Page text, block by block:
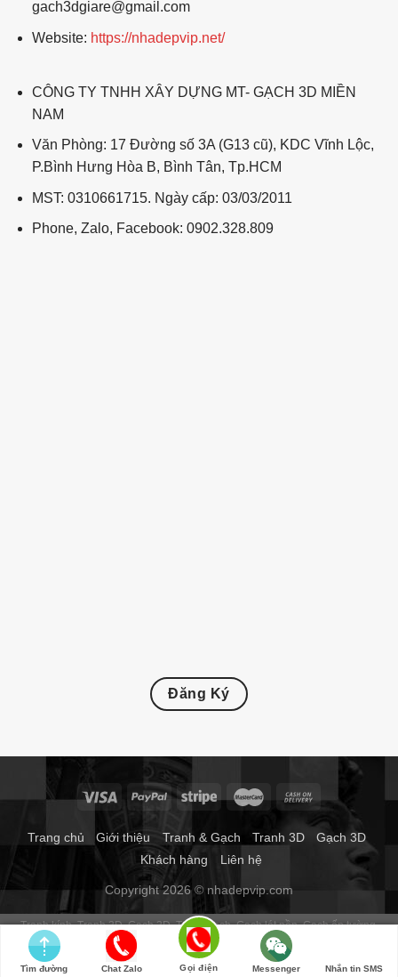
gach3dgiare@gmail.com
Website: https://nhadepvip.net/
CÔNG TY TNHH XÂY DỰNG MT- GẠCH 3D MIỀN
NAM
Văn Phòng: 17 Đường số 3A (G13 cũ), KDC Vĩnh Lộc,
P.Bình Hưng Hòa B, Bình Tân, Tp.HCM
MST: 0310661715. Ngày cấp: 03/03/2011
Phone, Zalo, Facebook: 0902.328.809
Đăng Ký
Trang chủ Giới thiệu Tranh & Gạch Tranh 3D
Gạch 3D
Khách hàng
Liên hệ
Copyright 2026 © nhadepvip.com
Tranh kính Tranh 3D Gạch 3D Tranh gạch Gạch lát nền Gạch ốp tường
Gạch thảm
Gạch trang trí Gạch tranh 3d
Tranh dán tường phòng ngủ
Tranh gạch 3d phong thủy
Tranh dán tường
Tìm đường Chat Zalo Gọi điện Messenger Nhắn tin SMS